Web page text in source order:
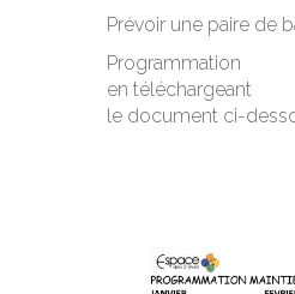
Prévoir une paire de
Programmation
en téléchargeant
le document ci-